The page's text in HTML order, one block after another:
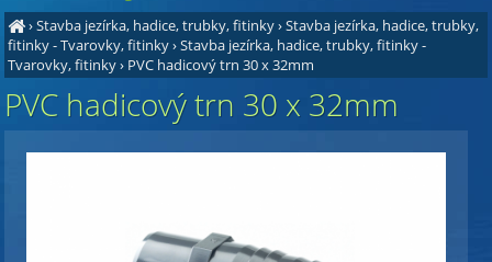
›Stavba jezírka, hadice, trubky, fitinky›Stavba jezírka, hadice, trubky,
fitinky - Tvarovky, fitinky›Stavba jezírka, hadice, trubky, fitinky -
Tvarovky, fitinky› PVC hadicový trn 30 x 32mm
PVC hadicový trn 30 x 32mm